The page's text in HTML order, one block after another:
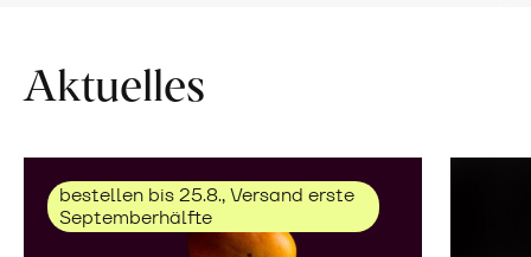
Aktuelles
bestellen bis 25.8., Versand erste
Septemberhälfte